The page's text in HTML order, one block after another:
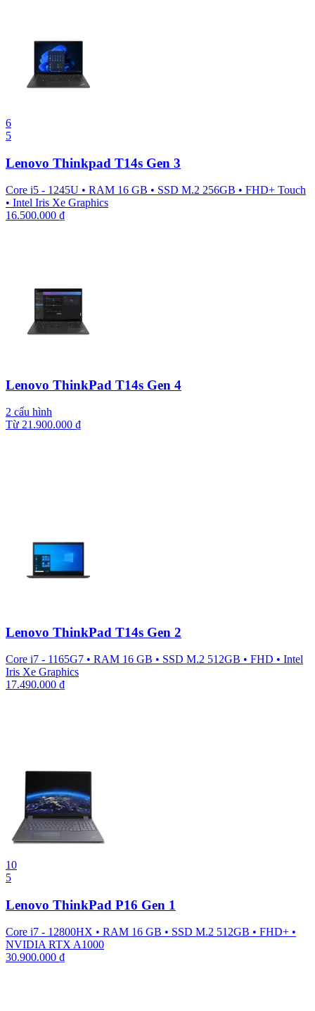
6
5
Lenovo Thinkpad T14s Gen 3
Core i5 - 1245U • RAM 16 GB • SSD M.2 256GB • FHD+ Touch
• Intel Iris Xe Graphics
16.500.000 ₫
Lenovo ThinkPad T14s Gen 4
2 cấu hình
Từ 21.900.000 ₫
Lenovo ThinkPad T14s Gen 2
Core i7 - 1165G7 • RAM 16 GB • SSD M.2 512GB • FHD • Intel
Iris Xe Graphics
17.490.000 ₫
10
5
Lenovo ThinkPad P16 Gen 1
Core i7 - 12800HX • RAM 16 GB • SSD M.2 512GB • FHD+ •
NVIDIA RTX A1000
30.900.000 ₫